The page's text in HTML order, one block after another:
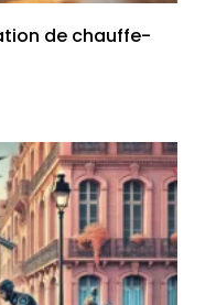
de chauffe-